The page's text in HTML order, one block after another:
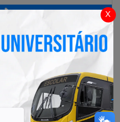
x
Pública